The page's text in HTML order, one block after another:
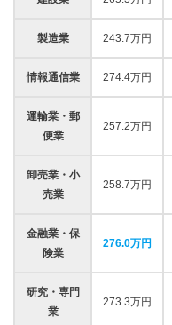
製造業 243.7万円
情報通信業 274.4万円
運輸業・郵
便業
257.2万円
卸売業・小
売業
258.7万円
金融業・保
険業
276.0万円
研究・専門
業
273.3万円